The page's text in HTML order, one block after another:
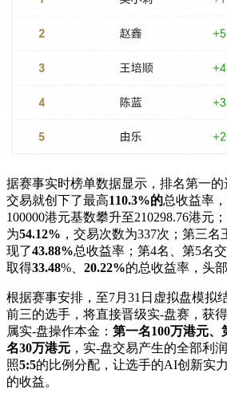
据赛事实时榜单数据显示，排名第一
交易就创下了最高110.3%的总收益率
100000港元基数攀升至210298.76港元
为54.12% ，交易次数为337次；第三
现了43.88%总收益率；第4名、第5名
取得33.48%、 20.22%的总收益率，头
根据赛事安排，至7月31日虚拟盘模拟
前三的选手，将直接晋级实-盘赛，获
属实-盘操作本金： 第一名100万港元、
名30万港元 ， 实-盘交易产生的全部利
照5:5的比例分配，让选手的AI创新实
的收益。